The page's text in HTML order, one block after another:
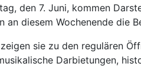
den 7. Juni, kommen
an diesem Wochenende die
sie zu den regulären
Darbietungen,